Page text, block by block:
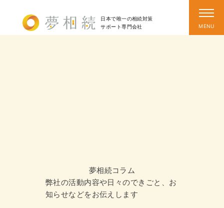
日本で唯一の相続対策
サポート専門会社
夢相続コラム
弊社の活動内容や日々のできごと、お
知らせなどをお伝えします